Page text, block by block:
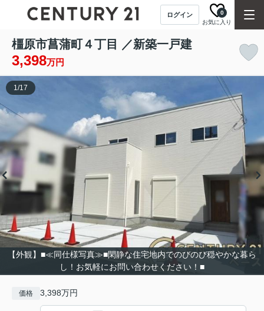
ログイン
お気に入り
0
橿原市菖蒲町４丁目 ／新築一戸建
3,398万円
【外観】■≪同仕様写真≫■閑静な住宅地内でのびのび穏やかな暮ら
し！お気軽にお問い合わせください！■
1/17
価格 3,398万円